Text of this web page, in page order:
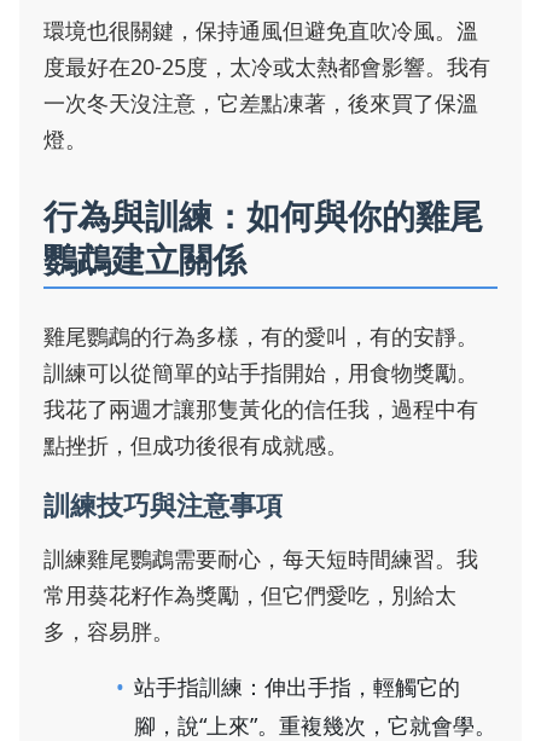
環境也很關鍵，保持通風但避免直吹冷風。溫
度最好在20-25度，太冷或太熱都會影響。我有
一次冬天沒注意，它差點凍著，後來買了保溫
燈。
行為與訓練：如何與你的雞尾
鸚鵡建立關係
雞尾鸚鵡的行為多樣，有的愛叫，有的安靜。
訓練可以從簡單的站手指開始，用食物獎勵。
我花了兩週才讓那隻黃化的信任我，過程中有
點挫折，但成功後很有成就感。
訓練技巧與注意事項
訓練雞尾鸚鵡需要耐心，每天短時間練習。我
常用葵花籽作為獎勵，但它們愛吃，別給太
多，容易胖。
站手指訓練：伸出手指，輕觸它的
腳，說“上來”。重複幾次，它就會學。